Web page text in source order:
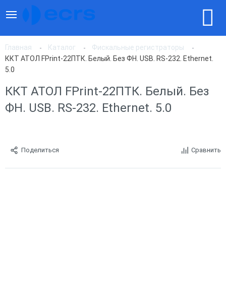
Главная Каталог
Фискальные регистраторы
ККТ АТОЛ FPrint-22ПТК. Белый. Без ФН. USB. RS-232. Ethernet.
5.0
ККТ АТОЛ FPrint-22ПТК. Белый. Без
ФН. USB. RS-232. Ethernet. 5.0
Поделиться Сравнить